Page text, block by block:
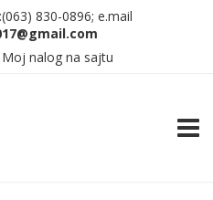
830-0896; e.mail
Moj nalog na sajtu